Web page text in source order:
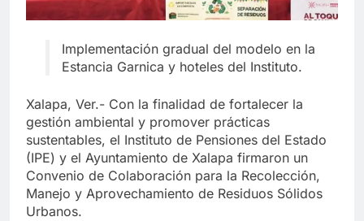
Implementación gradual del modelo en la
Estancia Garnica y hoteles del Instituto.
Xalapa, Ver.- Con la finalidad de fortalecer la
gestión ambiental y promover prácticas
sustentables, el Instituto de Pensiones del Estado
(IPE) y el Ayuntamiento de Xalapa firmaron un
Convenio de Colaboración para la Recolección,
Manejo y Aprovechamiento de Residuos Sólidos
Urbanos.